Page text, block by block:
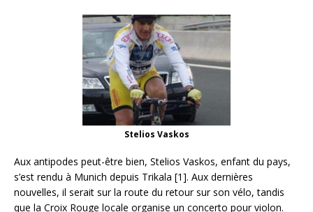
Stelios Vaskos
Aux antipodes peut-être bien, Stelios Vaskos, enfant du pays,
s’est rendu à Munich depuis Trikala [1]. Aux dernières
nouvelles, il serait sur la route du retour sur son vélo, tandis
que la Croix Rouge locale organise un concerto pour violon.